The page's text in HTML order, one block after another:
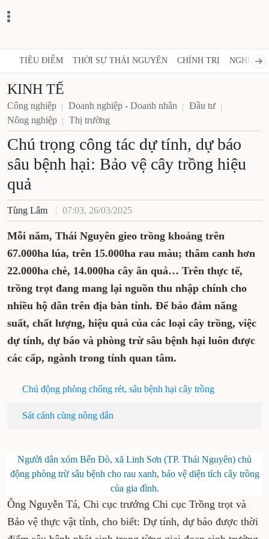
TIÊU ĐIỂM THỜI SỰ THÁI NGUYÊN CHÍNH TRỊ NGHỊ
KINH TẾ
Công nghiệp Doanh nghiệp - Doanh nhân
Đầu tư
Nông nghiệp
Thị trường
Chú trọng công tác dự tính, dự
báo sâu bệnh hại: Bảo vệ cây
trồng hiệu quả
Tùng Lâm 07:03, 26/03/2025
Mỗi năm, Thái Nguyên gieo trồng khoảng
trên 67.000ha lúa, trên 15.000ha rau màu;
thâm canh hơn 22.000ha chè, 14.000ha cây ăn
quả… Trên thực tế, trồng trọt đang mang
lại nguồn thu nhập chính cho nhiều hộ dân
trên địa bàn tỉnh. Để bảo đảm năng suất,
chất lượng, hiệu quả của các loại cây trồng,
việc dự tính, dự báo và phòng trừ sâu bệnh
quan tâm.
Chủ động phòng chống rét, sâu bệnh hại cây trồng
Người dân xóm Bến Đò, xã Linh Sơn (TP. Thái Nguyên)
chủ động phòng trừ sâu bệnh cho rau xanh, bảo vệ
diện tích cây trồng của gia đình.